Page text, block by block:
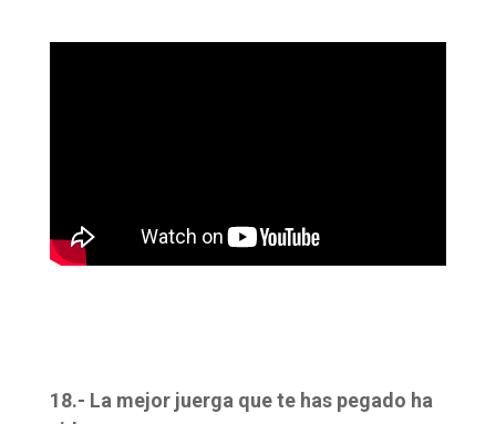
18.- La mejor juerga que te has pegado ha